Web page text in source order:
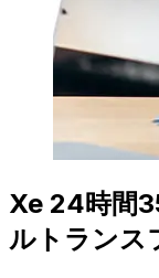
Xe 24時間
ルトランス